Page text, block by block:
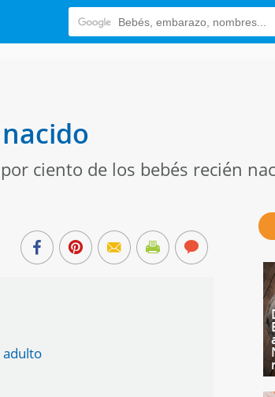
ciento de los bebés recién
adulto